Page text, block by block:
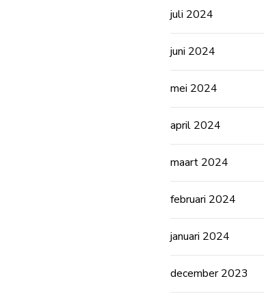
juli 2024
juni 2024
mei 2024
april 2024
maart 2024
februari 2024
januari 2024
december 2023